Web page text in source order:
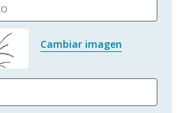
Cambiar imagen